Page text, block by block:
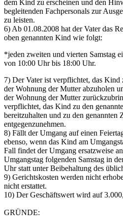
dem Kind zu erscheinen und den
begleitenden Fachpersonals zur
zu leisten.
6) Ab 01.08.2008 hat der Vater das
oben genannten Kind wie folgt:
*jeden zweiten und vierten Samstag
von 10:00 Uhr bis 18:00 Uhr.
7) Der Vater ist verpflichtet, das Kind
der Wohnung der Mutter abzuholen
der Wohnung der Mutter
verpflichtet, das Kind zu den
bereitzuhalten und zu den genannten
entgegenzunehmen.
8) Fällt der Umgang auf einen
ebenso, wenn das Kind am
Fall findet der Umgang ersatzweise
Umgangstag folgenden Samstag in
Uhr statt unter Beibehaltung des
9) Gerichtskosten werden nicht
nicht erstattet.
10) Der Geschäftswert wird auf
GRÜNDE: